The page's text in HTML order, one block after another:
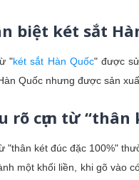
biệt két sắt
"két sắt Hàn Quốc" được
Quốc nhưng được sản
rõ cụm từ “thân
"thân két đúc đặc 100%"
một khối liền, khi gõ vào